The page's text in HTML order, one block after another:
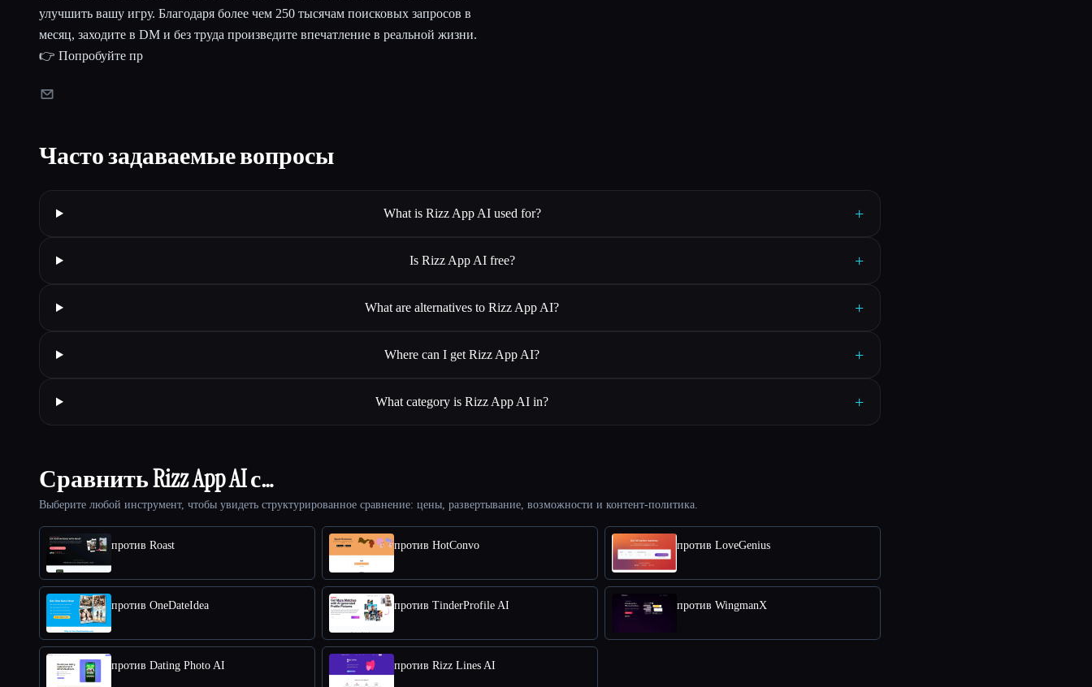
улучшить вашу игру. Благодаря более чем 250 тысячам поисковых запросов в
месяц, заходите в DM и без труда произведите впечатление в реальной жизни.
👉 Попробуйте пр
Часто задаваемые вопросы
What is Rizz App AI used for? +
Is Rizz App AI free? +
What are alternatives to Rizz App AI? +
Where can I get Rizz App AI? +
What category is Rizz App AI in? +
Сравнить Rizz App AI с…
Выберите любой инструмент, чтобы увидеть структурированное сравнение: цены, развертывание, возможности и контент-политика.
против Roast против HotConvo против LoveGenius
против OneDateIdea против TinderProfile AI против WingmanX
против Dating Photo AI против Rizz Lines AI